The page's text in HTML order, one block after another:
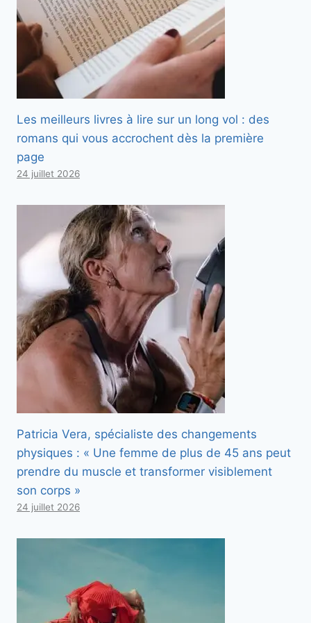
Les meilleurs livres à lire sur un long vol : des
romans qui vous accrochent dès la première
page
24 juillet 2026
Patricia Vera, spécialiste des changements
physiques : « Une femme de plus de 45 ans peut
prendre du muscle et transformer visiblement
son corps »
24 juillet 2026